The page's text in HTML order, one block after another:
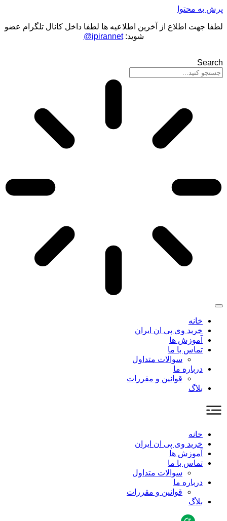
پرش به محتوا
لطفا جهت اطلاع از آخرین اطلاعیه ها لطفا داخل کانال تلگرام عضو
شوید:ipirannet@
Search
خانه
خرید وی پی ان ایران
آموزش ها
تماس با ما
سوالات متداول
درباره ما
قوانین و مقررات
بلاگ
خانه
خرید وی پی ان ایران
آموزش ها
تماس با ما
سوالات متداول
درباره ما
قوانین و مقررات
بلاگ